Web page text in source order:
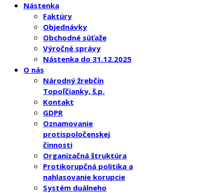
Nástenka
Faktúry
Objednávky
Obchodné súťaže
Výročné správy
Nástenka do 31.12.2025
O nás
Národný žrebčín
Topoľčianky, š.p.
Kontakt
GDPR
Oznamovanie
protispoločenskej
činnosti
Organizačná štruktúra
Protikorupčná politika a
nahlasovanie korupcie
Systém duálneho